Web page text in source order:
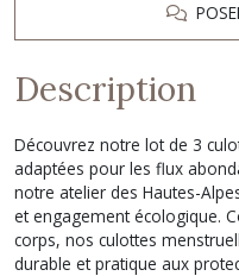
Description
Découvrez notre lot de 3
adaptées pour les flux
notre atelier des Hautes-
et engagement écologique.
corps, nos culottes
durable et pratique aux